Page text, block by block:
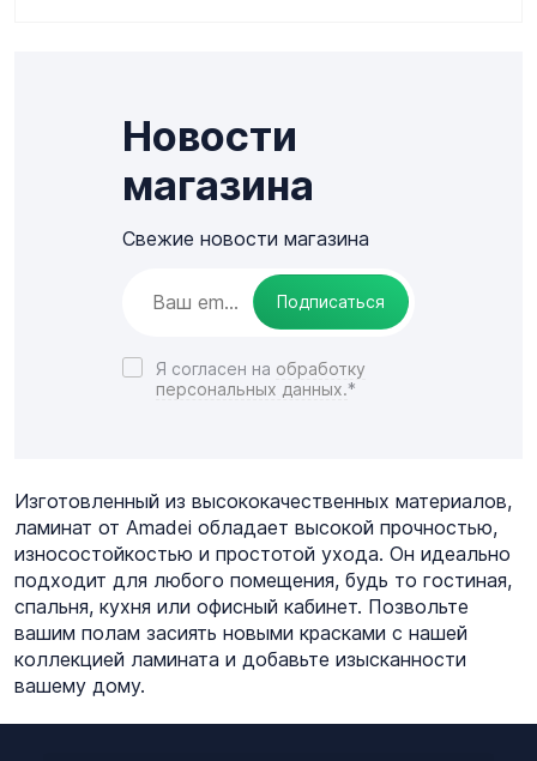
Новости
магазина
Свежие новости магазина
Подписаться
Я согласен на обработку
персональных данных.*
Изготовленный из высококачественных материалов,
ламинат от Amadei обладает высокой прочностью,
износостойкостью и простотой ухода. Он идеально
подходит для любого помещения, будь то гостиная,
спальня, кухня или офисный кабинет. Позвольте
вашим полам засиять новыми красками с нашей
коллекцией ламината и добавьте изысканности
вашему дому.